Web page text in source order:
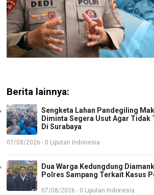
Berita lainnya:
Sengketa Lahan Pandegiling
Diminta Segera Usut Agar Tidak
Di Surabaya
07/08/2026 - 0 Liputan Indonesia
Dua Warga Kedungdung
Polres Sampang Terkait Kasus
07/08/2026 - 0 Liputan Indonesia